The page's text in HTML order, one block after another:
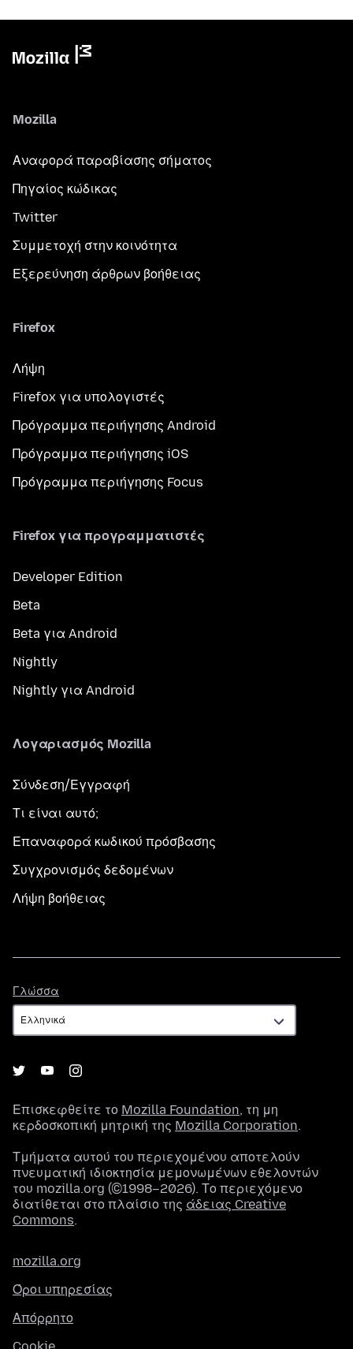
Mozilla
Αναφορά παραβίασης σήματος
Πηγαίος κώδικας
Twitter
Συμμετοχή στην κοινότητα
Εξερεύνηση άρθρων βοήθειας
Firefox
Λήψη
Firefox για υπολογιστές
Πρόγραμμα περιήγησης Android
Πρόγραμμα περιήγησης iOS
Πρόγραμμα περιήγησης Focus
Firefox για προγραμματιστές
Developer Edition
Beta
Beta για Android
Nightly
Nightly για Android
Λογαριασμός Mozilla
Σύνδεση/Εγγραφή
Τι είναι αυτό;
Επαναφορά κωδικού πρόσβασης
Συγχρονισμός δεδομένων
Λήψη βοήθειας
Γλώσσα
Επισκεφθείτε το Mozilla Foundation, τη μη
κερδοσκοπική μητρική της Mozilla Corporation.
Τμήματα αυτού του περιεχομένου αποτελούν
πνευματική ιδιοκτησία μεμονωμένων εθελοντών
του mozilla.org (©1998–2026). Το περιεχόμενο
διατίθεται στο πλαίσιο της άδειας Creative
Commons.
mozilla.org
Όροι υπηρεσίας
Απόρρητο